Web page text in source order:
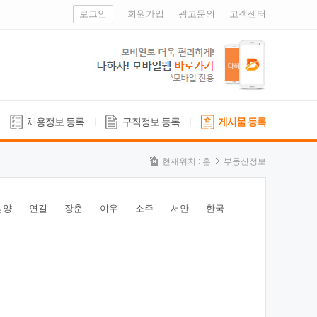
로그인 회원가입 광고문의 고객센터
채용정보 등록 구직정보 등록 게시물 등록
현재위치 : 홈 부동산정보
양 연길 장춘 이우 소주 서안 한국